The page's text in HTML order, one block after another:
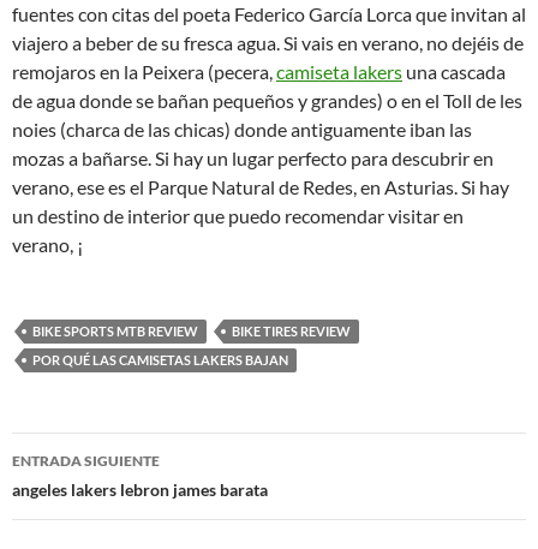
fuentes con citas del poeta Federico García Lorca que invitan al
viajero a beber de su fresca agua. Si vais en verano, no dejéis de
remojaros en la Peixera (pecera,camiseta lakers una cascada
de agua donde se bañan pequeños y grandes) o en el Toll de les
noies (charca de las chicas) donde antiguamente iban las
mozas a bañarse. Si hay un lugar perfecto para descubrir en
verano, ese es el Parque Natural de Redes, en Asturias. Si hay
un destino de interior que puedo recomendar visitar en
verano, ¡
BIKE SPORTS MTB REVIEW
BIKE TIRES REVIEW
POR QUÉ LAS CAMISETAS LAKERS BAJAN
Navegación
de
ENTRADA SIGUIENTE
angeles lakers lebron james barata